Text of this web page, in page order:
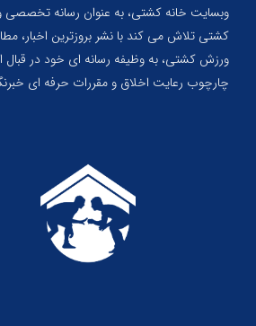
وبسایت خانه کشتی، به عنوان رسانه
کشتی تلاش می کند با نشر بروزترین اخبار،
ورزش کشتی، به وظیفه رسانه ای خود در قبال
چارچوب رعایت اخلاق و مقررات حرفه ای